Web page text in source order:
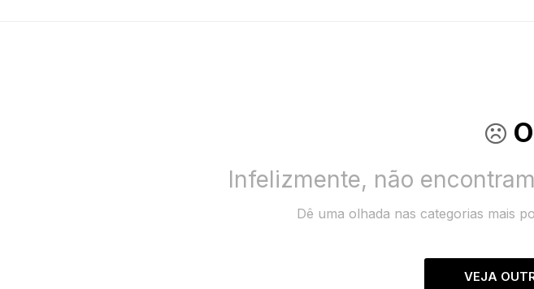
Infelizmente, não
Dê uma olhada nas categorias mais
VEJA